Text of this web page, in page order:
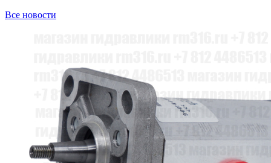
Все новости